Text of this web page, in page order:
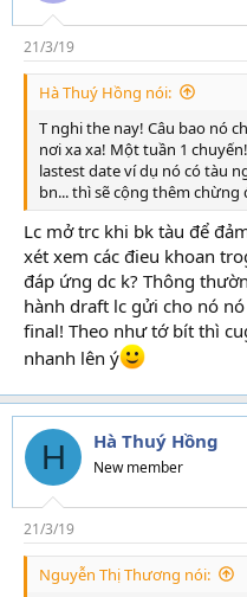
21/3/19
Hà Thuý Hồng nói:
T nghi the nay! Câu bao nó
nơi xa xa! Một tuần 1
lastest date ví dụ nó có tàu
bn... thì sẽ cộng thêm chừng
Lc mở trc khi bk tàu để
xét xem các đieu khoan
đáp ứng dc k? Thông
hành draft lc gửi cho nó
final! Theo như tớ bít thì
nhanh lên ý
H Hà Thuý Hồng
New member
21/3/19
Nguyễn Thị Thương nói: